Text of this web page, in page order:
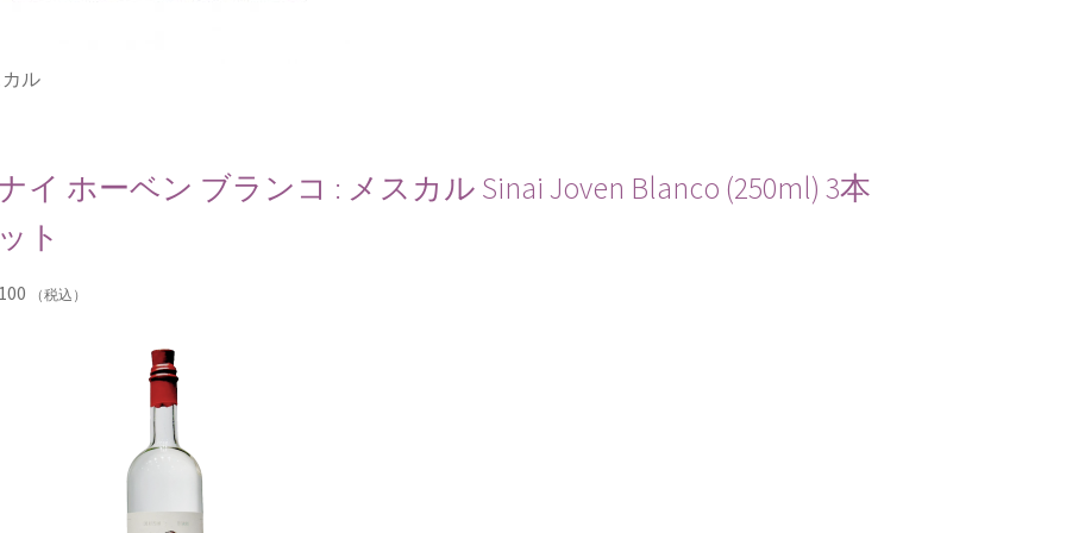
ル
イ ホーベン ブランコ : メスカル Sinai Joven Blanco (250ml) 3本
ト
（税込）